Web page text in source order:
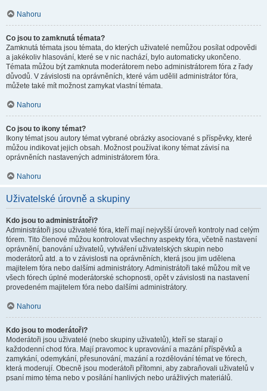
Nahoru
Co jsou to zamknutá témata?
Zamknutá témata jsou témata, do kterých uživatelé nemůžou posílat odpovědi
a jakékoliv hlasování, které se v nic nachází, bylo automaticky ukončeno.
Témata můžou být zamknuta moderátorem nebo administrátorem fóra z řady
důvodů. V závislosti na oprávněních, které vám udělil administrátor fóra,
můžete také mít možnost zamykat vlastní témata.
Nahoru
Co jsou to ikony témat?
Ikony témat jsou autory témat vybrané obrázky asociované s příspěvky, které
můžou indikovat jejich obsah. Možnost používat ikony témat závisí na
oprávněních nastavených administrátorem fóra.
Nahoru
Uživatelské úrovně a skupiny
Kdo jsou to administrátoři?
Administrátoři jsou uživatelé fóra, kteří mají nejvyšší úroveň kontroly nad celým
fórem. Tito členové můžou kontrolovat všechny aspekty fóra, včetně nastavení
oprávnění, banování uživatelů, vytváření uživatelských skupin nebo
moderátorů atd. a to v závislosti na oprávněních, která jsou jim udělena
majitelem fóra nebo dalšími administrátory. Administrátoři také můžou mít ve
všech fórech úplné moderátorské schopnosti, opět v závislosti na nastavení
provedeném majitelem fóra nebo dalšími administrátory.
Nahoru
Kdo jsou to moderátoři?
Moderátoři jsou uživatelé (nebo skupiny uživatelů), kteří se starají o
každodenní chod fóra. Mají pravomoc k upravování a mazání příspěvků a
zamykání, odemykání, přesunování, mazání a rozdělování témat ve fórech,
která moderují. Obecně jsou moderátoři přítomni, aby zabraňovali uživatelů v
psaní mimo téma nebo v posílání hanlivých nebo urážlivých materiálů.